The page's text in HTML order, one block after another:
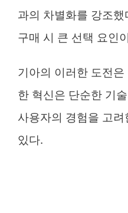
과의 차별화를 강조
구매 시 큰 선택 요인
기아의 이러한 도전
한 혁신은 단순한 기
사용자의 경험을 고
있다.